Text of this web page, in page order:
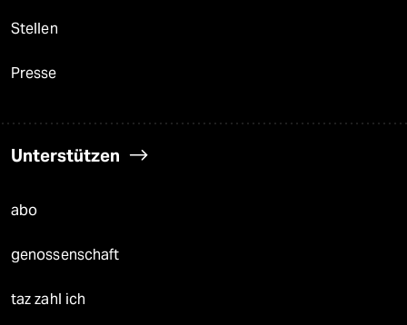
Stellen
Presse
Unterstützen
abo
genossenschaft
taz zahl ich